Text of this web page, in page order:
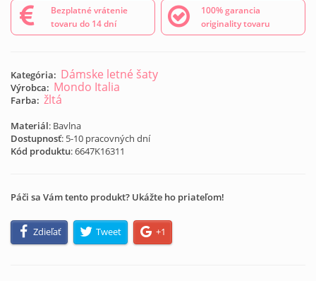
Bezplatné vrátenie
tovaru do 14 dní
100% garancia
originality tovaru
Kategória: Dámske letné šaty
Výrobca: Mondo Italia
Farba: žltá
Materiál: Bavlna
Dostupnosť: 5-10 pracovných dní
Kód produktu:6647K16311
Páči sa Vám tento produkt? Ukážte ho priateľom!
Zdieľať Tweet +1